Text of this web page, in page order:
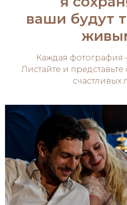
ваши будут
Каждая фотография
Листайте и представьте
счастливых